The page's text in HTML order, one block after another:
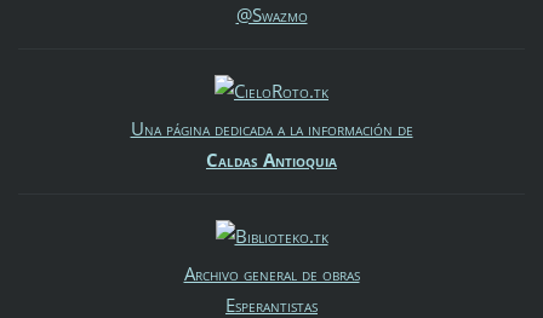
@Swazmo
Una página dedicada a la información de
Caldas Antioquia
Archivo general de obras
Esperantistas